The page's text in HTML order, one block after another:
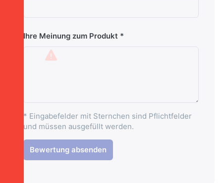
Ihre Meinung zum Produkt
* Eingabefelder mit Sternchen sind Pflichtfelder
und müssen ausgefüllt werden.
Bewertung absenden